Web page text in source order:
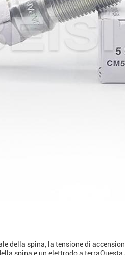
della spina, la tensione di